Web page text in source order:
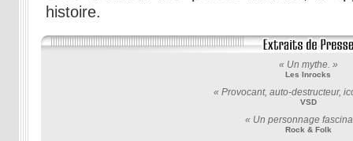
histoire.
« Un mythe. »
Les Inrocks
« Provocant, auto-destructeur,
VSD
« Un personnage
Rock & Folk